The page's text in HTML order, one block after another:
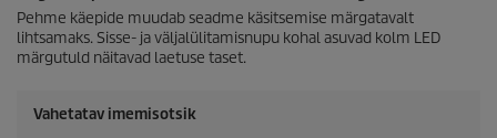
Pehme käepide muudab seadme käsitsemise märgatavalt
lihtsamaks. Sisse- ja väljalülitamisnupu kohal asuvad kolm LED
märgutuld näitavad laetuse taset.
Vahetatav imemisotsik